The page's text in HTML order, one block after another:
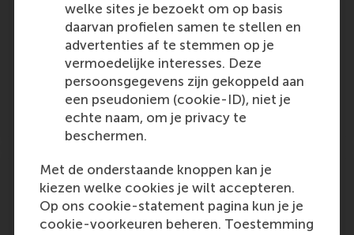
welke sites je bezoekt om op basis
daarvan profielen samen te stellen en
advertenties af te stemmen op je
vermoedelijke interesses. Deze
persoonsgegevens zijn gekoppeld aan
een pseudoniem (cookie-ID), niet je
echte naam, om je privacy te
beschermen.
Met de onderstaande knoppen kan je
kiezen welke cookies je wilt accepteren.
Op ons cookie-statement pagina kun je je
cookie-voorkeuren beheren. Toestemming
Student magazine article ranks RSM at #19
(although the methodology is not specified)
Outlet:
UNivrsity Magazine Media Type:
Online
Monday, 28 October 2024
Cultivating psychological safety at
work: Why Asia struggles to do it
Julia Cselotei, DEI Lead at RSM is co-author